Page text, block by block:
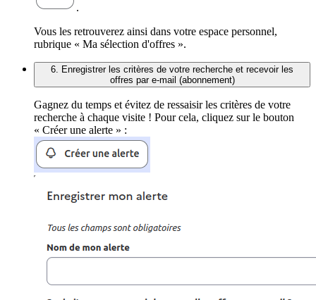
.
Vous les retrouverez ainsi dans votre espace personnel,
rubrique « Ma sélection d'offres ».
6. Enregistrer les critères de votre recherche et recevoir les
offres par e-mail (abonnement)
Gagnez du temps et évitez de ressaisir les critères de votre
recherche à chaque visite ! Pour cela, cliquez sur le bouton
« Créer une alerte » :